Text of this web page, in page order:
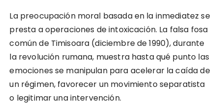
La preocupación moral basada en la inmediatez se
presta a operaciones de intoxicación. La falsa fosa
común de Timisoara (diciembre de 1990), durante
la revolución rumana, muestra hasta qué punto las
emociones se manipulan para acelerar la caída de
un régimen, favorecer un movimiento separatista
o legitimar una intervención.